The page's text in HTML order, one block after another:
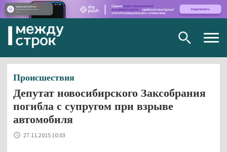
Происшествия
Депутат новосибирского Заксобрания
погибла с супругом при взрыве
автомобиля
27.11.2015 10:03